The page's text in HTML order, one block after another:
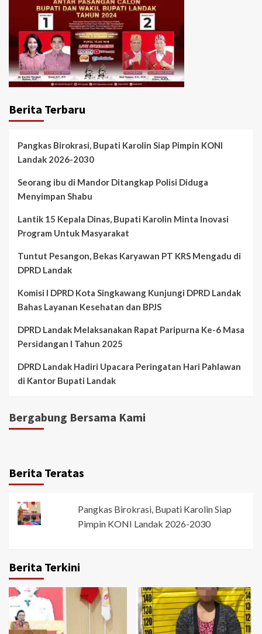
Berita Terbaru
Pangkas Birokrasi, Bupati Karolin Siap Pimpin KONI
Landak 2026-2030
Seorang ibu di Mandor Ditangkap Polisi Diduga
Menyimpan Shabu
Lantik 15 Kepala Dinas, Bupati Karolin Minta Inovasi
Program Untuk Masyarakat
Tuntut Pesangon, Bekas Karyawan PT KRS Mengadu di
DPRD Landak
Komisi I DPRD Kota Singkawang Kunjungi DPRD Landak
Bahas Layanan Kesehatan dan BPJS
DPRD Landak Melaksanakan Rapat Paripurna Ke-6 Masa
Persidangan I Tahun 2025
DPRD Landak Hadiri Upacara Peringatan Hari Pahlawan
di Kantor Bupati Landak
Bergabung Bersama Kami
Berita Teratas
Pangkas Birokrasi, Bupati Karolin Siap
Pimpin KONI Landak 2026-2030
Berita Terkini